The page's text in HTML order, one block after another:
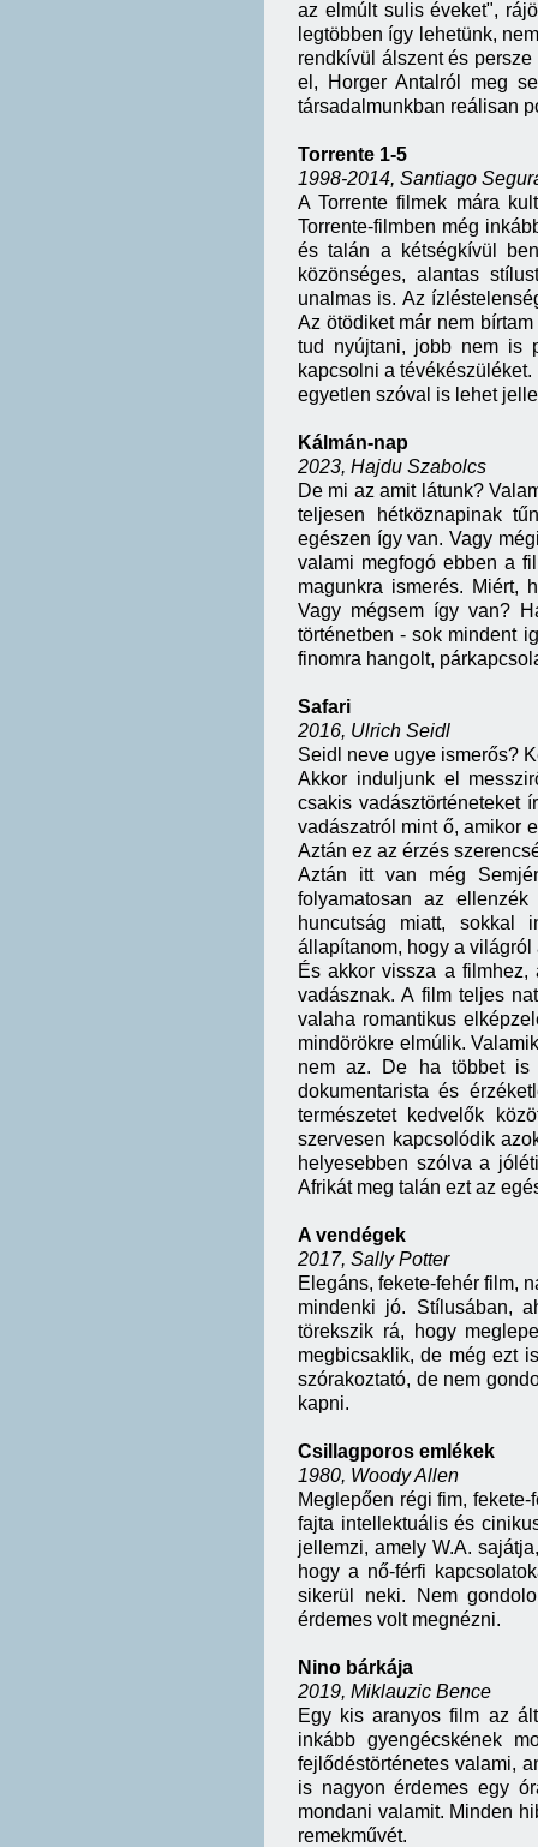
az elmúlt sulis éveket",
legtöbben így lehetünk,
rendkívül álszent és
el, Horger Antalról meg
társadalmunkban reálisan
Torrente 1-5
1998-2014, Santiago
A Torrente filmek mára
Torrente-filmben még
és talán a kétségkívül
közönséges, alantas
unalmas is. Az
Az ötödiket már nem
tud nyújtani, jobb nem is
kapcsolni a
egyetlen szóval is lehet
Kálmán-nap
2023, Hajdu Szabolcs
De mi az amit látunk?
teljesen hétköznapinak
egészen így van. Vagy
valami megfogó ebben a
magunkra ismerés. Miért,
Vagy mégsem így van?
történetben - sok mindent
finomra hangolt,
Safari
2016, Ulrich Seidl
Seidl neve ugye ismerős?
Akkor induljunk el
csakis vadásztörténeteket
vadászatról mint ő, amikor
Aztán ez az érzés
Aztán itt van még
folyamatosan az
huncutság miatt, sokkal
állapítanom, hogy a
És akkor vissza a filmhez,
vadásznak. A film teljes
valaha romantikus
mindörökre elmúlik.
nem az. De ha többet is
dokumentarista és
természetet kedvelők
szervesen kapcsolódik
helyesebben szólva a
Afrikát meg talán ezt az
A vendégek
2017, Sally Potter
Elegáns, fekete-fehér film,
mindenki jó. Stílusában,
törekszik rá, hogy
megbicsaklik, de még ezt
szórakoztató, de nem
kapni.
Csillagporos emlékek
1980, Woody Allen
Meglepően régi fim,
fajta intellektuális és
jellemzi, amely W.A.
hogy a nő-férfi
sikerül neki. Nem
érdemes volt megnézni.
Nino bárkája
2019, Miklauzic Bence
Egy kis aranyos film az
inkább gyengécskének
fejlődéstörténetes valami,
is nagyon érdemes egy
mondani valamit. Minden
remekművét.